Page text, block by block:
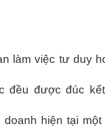
làm việc tư duy
đều được đúc
hiện tại một